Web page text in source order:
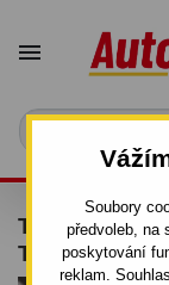
Soubory
předvoleb, na
poskytování
reklam.

TAŽNÉ
TOURAN I. -